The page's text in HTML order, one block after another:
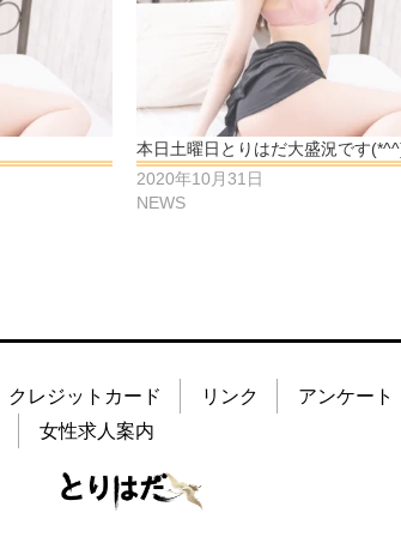
本日土曜日とりはだ大盛況です
2020年10月31日
NEWS
クレジットカード リンク
アンケート
女性求人案内